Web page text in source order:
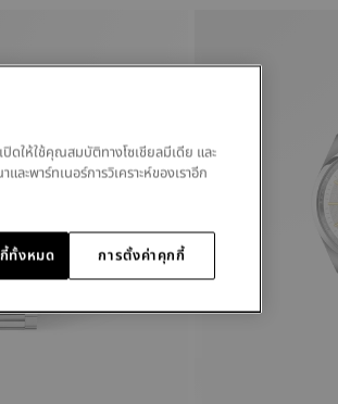
ปิดให้ใช้คุณสมบัติทางโซเชียลมีเดีย และ
ละพาร์ทเนอร์การวิเคราะห์ของเราอีก
การตั้งค่าคุกกี้
ทั้งหมด